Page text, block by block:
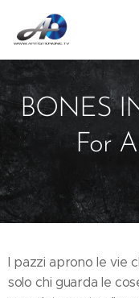
BONES
For
I pazzi aprono le vie
solo chi guarda le